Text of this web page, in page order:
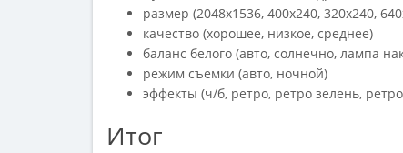
размер (2048х1536, 400х240, 320х240,
качество (хорошее, низкое, среднее)
баланс белого (авто, солнечно, лампа
режим съемки (авто, ночной)
эффекты (ч/б, ретро, ретро зелень,
Итог